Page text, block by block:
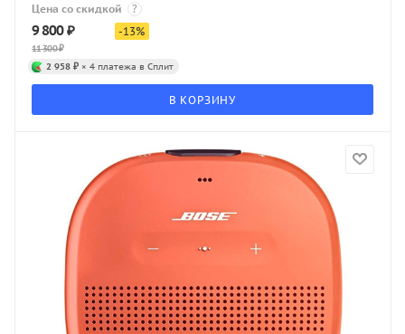
Цена со скидкой ?
9 800₽
11 300₽
-13%
2 958 ₽ × 4 платежа в Сплит
В КОРЗИНУ